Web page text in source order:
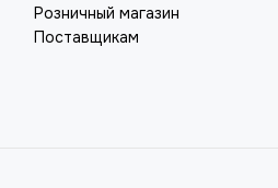
Розничный магазин
Поставщикам